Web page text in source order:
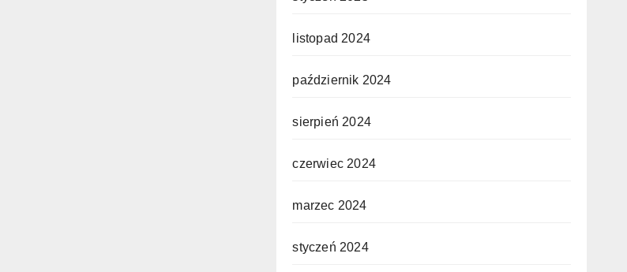
listopad 2024
październik 2024
sierpień 2024
czerwiec 2024
marzec 2024
styczeń 2024